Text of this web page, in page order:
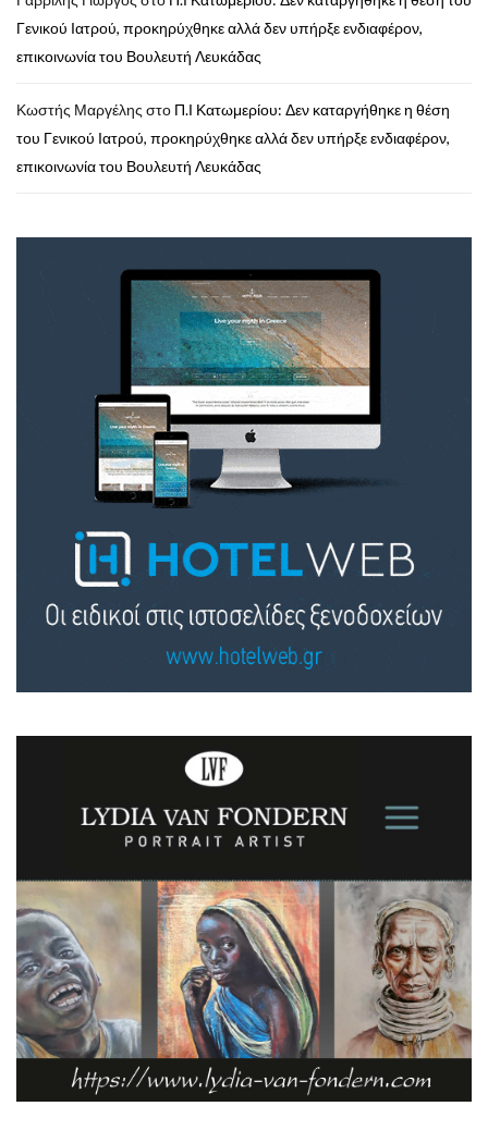
Γενικού Ιατρού, προκηρύχθηκε αλλά δεν υπήρξε ενδιαφέρον,
επικοινωνία του Βουλευτή Λευκάδας
Κωστής Μαργέλης στο Π.Ι Κατωμερίου: Δεν καταργήθηκε η θέση
του Γενικού Ιατρού, προκηρύχθηκε αλλά δεν υπήρξε ενδιαφέρον,
επικοινωνία του Βουλευτή Λευκάδας